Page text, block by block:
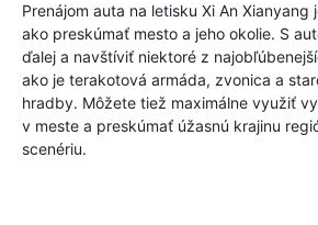
Prenájom auta na letisku Xi An
ako preskúmať mesto a jeho okolie. S
ďalej a navštíviť niektoré z
ako je terakotová armáda, zvonica a
hradby. Môžete tiež maximálne využiť
v meste a preskúmať úžasnú krajinu
scenériu.